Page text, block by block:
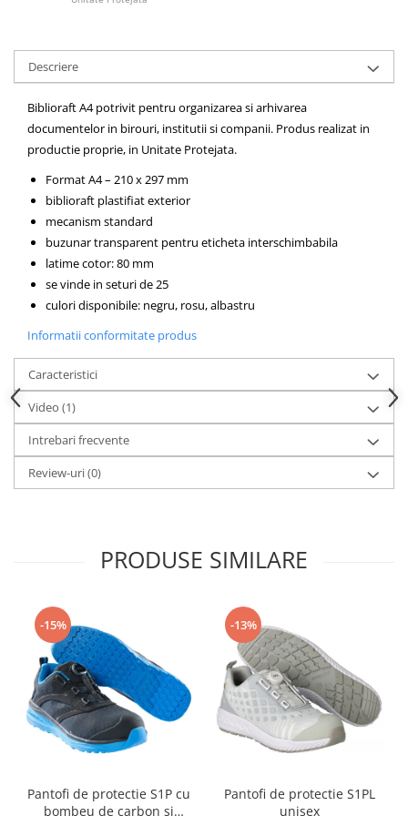
Articole pentru rufe, casa,
Articole pentru birou, suprafete,
pardoseli
Intretinere si odorizante masina
Saci de gunoi
Accesorii pentru curatenie
Tipografie si stampile
Formulare tipizate
Caiete si blocnotesuri
personalizate
Stampile, tusiere si tus
Protectia muncii si Imbracaminte
Imbracaminte
Tricouri
Bluze & Pulovere
Camasi
Pantaloni
Pantaloni cu pieptar
Hanorace
Incaltaminte de lucru si protectie
Incaltaminte de oras si munte
Echipamente medicale
Manusi de protectie
Accesorii pentru protectia capului
Antifoane
Ochelari de protectie si viziere
Descriere
Biblioraft A4 potrivit pentru organizarea si arhivarea
documentelor in birouri, institutii si companii. Produs realizat in
productie proprie, in Unitate Protejata.
Format A4 – 210 x 297 mm
biblioraft plastifiat exterior
mecanism standard
buzunar transparent pentru eticheta interschimbabila
latime cotor: 80 mm
se vinde in seturi de 25
culori disponibile: negru, rosu, albastru
Informatii conformitate produs
Caracteristici
Video (1)
Intrebari frecvente
Review-uri(0)
PRODUSE SIMILARE
-15%
Pantofi de protectie S1P cu
bombeu de carbon si
-13%
Pantofi de protectie S1PL
unisex